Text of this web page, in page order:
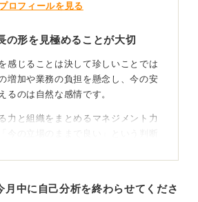
プロフィールを見る
の形を見極めることが大切
感じることは決して珍しいことでは
増加や業務の負担を懸念し、今の安
るのは自然な感情です。
力と組織をまとめるマネジメント力
今の立場のままで良い」という判断
とのデメリットも理解しておく必要
月中に自己分析を終わらせてくださ